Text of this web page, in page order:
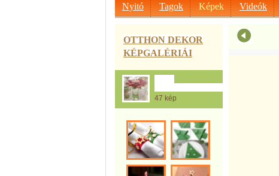
Nyitó Tagok Képek Videók
OTTHON DEKOR
KÉPGALÉRIÁI
47 kép